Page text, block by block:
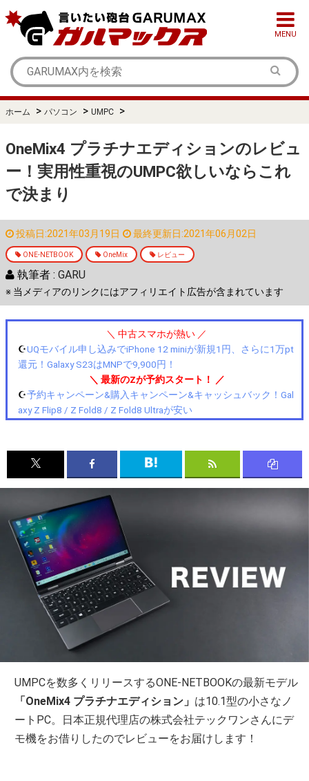
MENU
ホーム > パソコン > UMPC >
OneMix4 プラチナエディションのレビュ
ー！実用性重視のUMPC欲しいならこれ
で決まり
投稿日:2021年03月19日 最終更新日:2021年06月02日
ONE-NETBOOK OneMix レビュー
執筆者 : GARU
※ 当メディアのリンクにはアフィリエイト広告が含まれています
＼ 中古スマホが熱い ／
☪️UQモバイル申し込みでiPhone 12 miniが新規1円、さらに1万pt
還元！Galaxy S23はMNPで9,900円！
＼ 最新のZが予約スタート！ ／
☪️予約キャンペーン&購入キャンペーン&キャッシュバック！Gal
axy Z Flip8 / Z Fold8 / Z Fold8 Ultraが安い
UMPCを数多くリリースするONE-NETBOOKの最新モデル
「OneMix4 プラチナエディション」 は10.1型の小さなノ
ートPC。日本正規代理店の株式会社テックワンさんにデ
モ機をお借りしたのでレビューをお届けします！